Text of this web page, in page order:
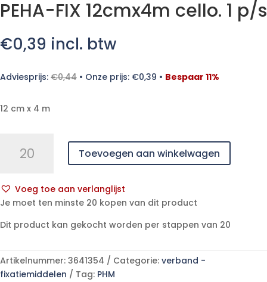
PEHA-FIX 12cmx4m cello. 1 p/s
€0,39 incl. btw
Adviesprijs: €0,44 • Onze prijs: €0,39 • Bespaar 11%
12 cm x 4 m
p/s
aantal
Toevoegen aan winkelwagen
Voeg toe aan verlanglijst
A
t
r
n
Je moet ten minste 20 kopen van dit product
Dit product kan gekocht worden per stappen van 20
Artikelnummer: 3641354 Categorie: verband -
fixatiemiddelen
Tag: PHM